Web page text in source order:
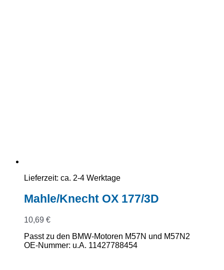
Lieferzeit: ca. 2-4 Werktage
Mahle/Knecht OX 177/3D
10,69 €
Passt zu den BMW-Motoren M57N und M57N2
OE-Nummer: u.A. 11427788454